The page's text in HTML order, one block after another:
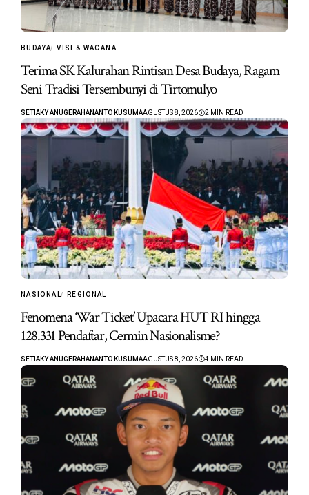
BUDAYA VISI & WACANA
Terima SK Kalurahan Rintisan Desa Budaya, Ragam
Seni Tradisi Tersembunyi di Tirtomulyo
SETIAKY ANUGERAHANANTO KUSUMAAGUSTUS 8, 2026 2 MIN READ
NASIONAL REGIONAL
Fenomena ‘War Ticket’ Upacara HUT RI hingga
128.331 Pendaftar, Cermin Nasionalisme?
SETIAKY ANUGERAHANANTO KUSUMAAGUSTUS 8, 2026 4 MIN READ